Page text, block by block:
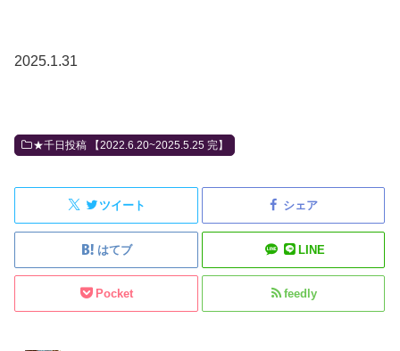
2025.1.31
★千日投稿 【2022.6.20~2025.5.25 完】
ツイート シェア
はてブ LINE
Pocket feedly